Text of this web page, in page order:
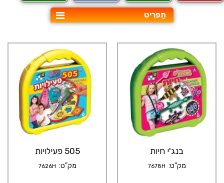
תַפרִיט
505 פעילויות
מק"ט: 7626H
בנג'י חיות
מק"ט: 7678H